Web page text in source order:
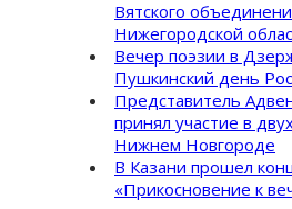
Вятского
Нижегородской
Вечер поэзии в
Пушкинский день
Представитель
принял участие в
Нижнем Новгороде
В Казани прошел
«Прикосновение к